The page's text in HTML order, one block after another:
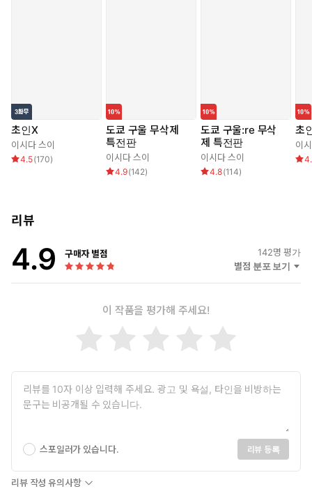
초인X
이시다 스이
4.5(170)
도쿄 구울 무삭제
특전판
이시다 스이
4.9(142)
도쿄 구울:re 무삭
제 특전판
이시다 스이
4.8(114)
초
이
리뷰
4.9 구매자 별점 142명 평가
별점 분포 보기
이 작품을 평가해 주세요!
스포일러가 있습니다. 리뷰 등록
리뷰 작성 유의사항